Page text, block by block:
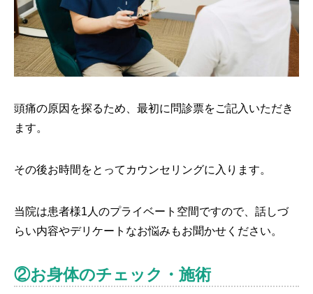
頭痛の原因を探るため、最初に問診票をご記入いただき
ます。
その後お時間をとってカウンセリングに入ります。
当院は患者様1人のプライベート空間ですので、話しづ
らい内容やデリケートなお悩みもお聞かせください。
②お身体のチェック・施術